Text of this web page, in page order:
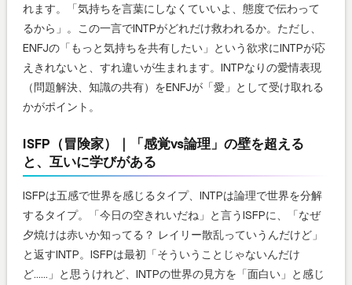
れます。「気持ちを言葉にしなくていいよ、態度で伝わって
るから」。この一言でINTPがどれだけ救われるか。ただし、
ENFJの「もっと気持ちを共有したい」という欲求にINTPが応
えきれないと、すれ違いが生まれます。INTPなりの愛情表現
（問題解決、知識の共有）をENFJが「愛」として受け取れる
かがポイント。
ISFP（冒険家）｜「感覚vs論理」の壁を超える
と、互いに学びがある
ISFPは五感で世界を感じるタイプ、INTPは論理で世界を分解
するタイプ。「今日の空きれいだね」と言うISFPに、「なぜ
夕焼けは赤いか知ってる？ レイリー散乱っていうんだけど」
と返すINTP。ISFPは最初「そういうことじゃないんだけ
ど……」と思うけれど、INTPの世界の見方を「面白い」と感じ